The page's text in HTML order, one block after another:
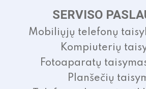
SERVISO
Mobiliųjų telefonų
Kompiuterių
Fotoaparatų
Planšečių